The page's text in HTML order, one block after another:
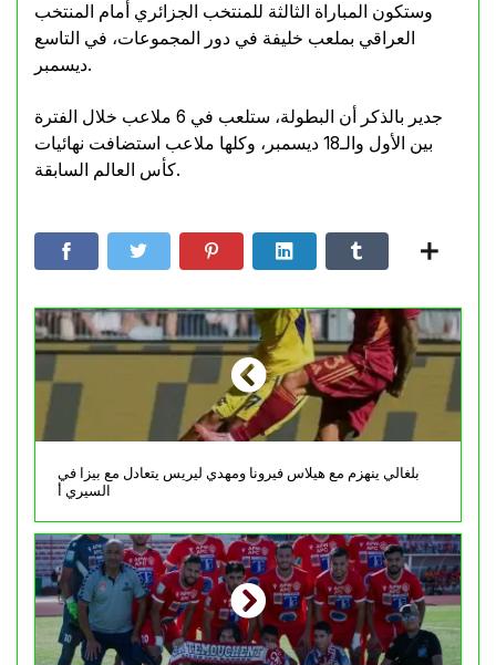
وستكون المباراة الثالثة للمنتخب الجزائري أمام المنتخب
العراقي بملعب خليفة في دور المجموعات، في التاسع
ديسمبر.
جدير بالذكر أن البطولة، ستلعب في 6 ملاعب خلال الفترة
بين الأول والـ18 ديسمبر، وكلها ملاعب استضافت نهائيات
كأس العالم السابقة.
بلغالي ينهزم مع هيلاس فيرونا ومهدي ليريس يتعادل مع بيزا في
السيري أ